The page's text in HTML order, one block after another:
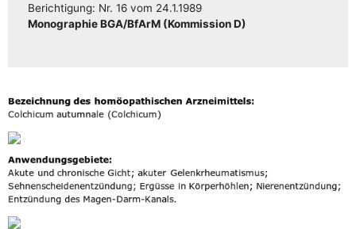
Berich­ti­gung: Nr. 16 vom 24.1.1989
Mono­gra­phie BGA/​​BfArM (Kom­mis­si­on D)